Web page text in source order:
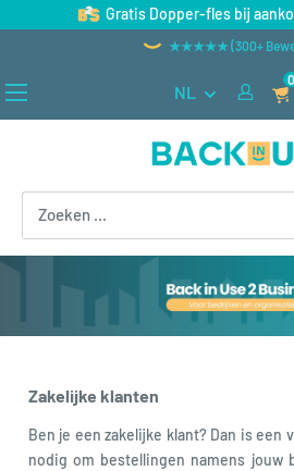
Gratis Dopper-fles bij
★★★★★ (300+
Back
in
NL
0
Zakelijke klanten
Ben je een zakelijke klant? Dan is een
nodig om bestellingen namens jouw